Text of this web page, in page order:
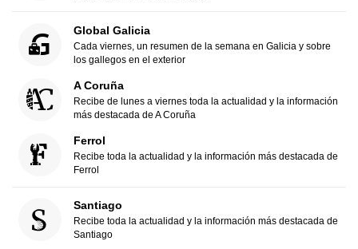
Global Galicia
Cada viernes, un resumen de la semana en Galicia y sobre
los gallegos en el exterior
A Coruña
Recibe de lunes a viernes toda la actualidad y la información
más destacada de A Coruña
Ferrol
Recibe toda la actualidad y la información más destacada de
Ferrol
Santiago
Recibe toda la actualidad y la información más destacada de
Santiago